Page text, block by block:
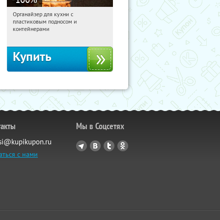
09:31:53 Получили:
Россия
Органайзер для кухни с
пластиковым подносом и
контейнерами
Купить
с нами
Мы в Соцсетях